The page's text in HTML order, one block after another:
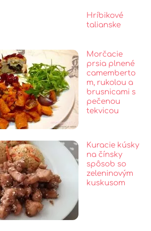
Hríbikové
talianske
Morčacie
prsia plnené
camemberto
m, rukolou a
brusnicami s
pečenou
tekvicou
Kuracie kúsky
na čínsky
spôsob so
zeleninovým
kuskusom